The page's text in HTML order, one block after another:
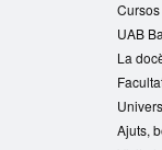
UAB
La
Ajuts,